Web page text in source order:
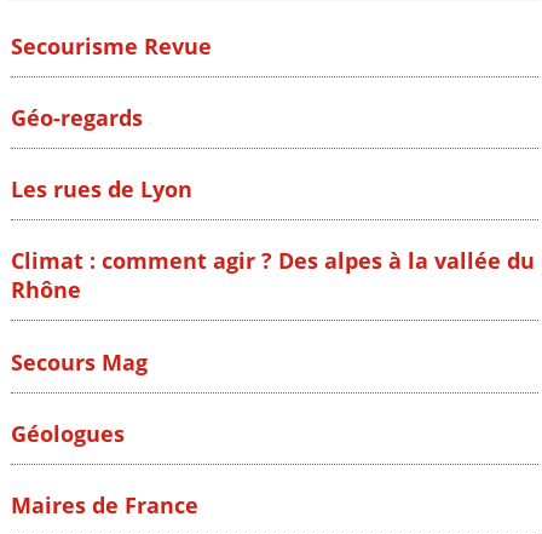
Secourisme Revue
Géo-regards
Les rues de Lyon
Climat : comment agir ? Des alpes à la vallée du
Rhône
Secours Mag
Géologues
Maires de France